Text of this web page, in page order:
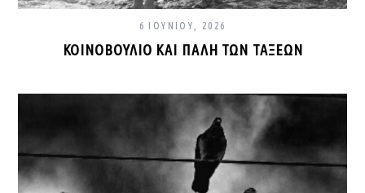
6 ΙΟΥΝΊΟΥ, 2026
ΚΟΙΝΟΒΟΎΛΙΟ ΚΑΙ ΠΆΛΗ ΤΩΝ ΤΆΞΕΩΝ